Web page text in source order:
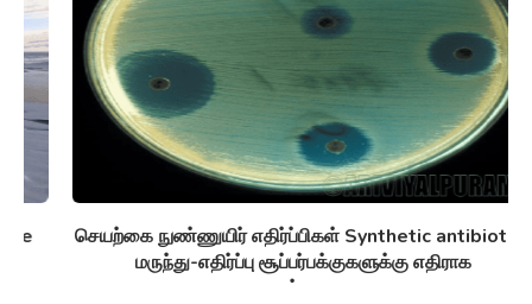
செயற்கை நுண்ணுயிர் எதிர்ப்பிகள் Synthetic antibiotics
மருந்து-எதிர்ப்பு சூப்பர்பக்குகளுக்கு எதிராக
பயனுள்ளதாக...